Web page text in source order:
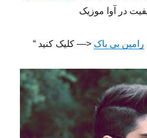
در آوا موزیک
رامین بی باک <— کلیک کنید “